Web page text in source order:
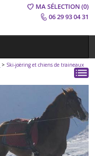
MA SÉLECTION (0)
06 29 93 04 31
> Ski-joëring et chiens de traineaux